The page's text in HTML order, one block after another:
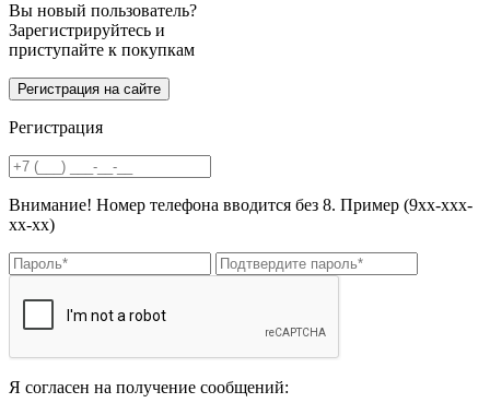
Вы новый пользователь?
Зарегистрируйтесь и
приступайте к покупкам
Регистрация
Внимание! Номер телефона вводится без 8. Пример (9хх-ххх-
хх-хх)
Я согласен на получение сообщений: